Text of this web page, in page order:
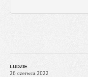
LUDZIE
26 czerwca 2022